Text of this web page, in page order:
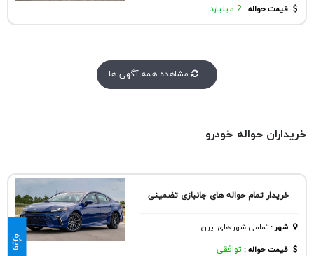
قیمت حواله :2 میلیارد
مشاهده همه آگهی ها
خریداران حواله خودرو
ویژه
خریدار تمام حواله های جانبازی تضمینی
شهر:تمامی شهر های ایران
قیمت حواله : توافقی